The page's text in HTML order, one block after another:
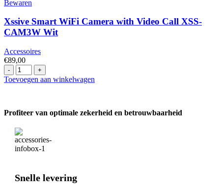
gezondheid
fitness
24/7
activiteitstracker
VO2
Max,
slaapregistratie,
gepersonaliseerde
in
de
menstruatiecyclus
hoeveelheid
Bewaren
Xssive Smart WiFi Camera with Video Call XSS-
CAM3W Wit
Accessoires
€89,00
Xssive
Smart
WiFi
Video
XSS-
CAM3W
Wit
Toevoegen aan winkelwagen
Profiteer van optimale zekerheid en betrouwbaarheid
Snelle levering